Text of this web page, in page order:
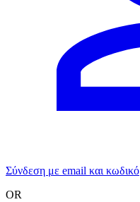
Σύνδεση με email και κωδικό
OR